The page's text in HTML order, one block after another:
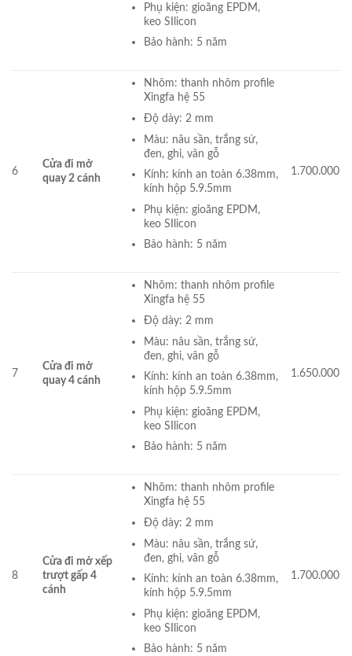
Phụ kiện: gioăng EPDM,
keo SIlicon
Bảo hành: 5 năm
6
Cửa đi mở
quay 2 cánh
Nhôm: thanh nhôm profile
Xingfa hệ 55
Độ dày: 2 mm
Màu: nâu sần, trắng sứ,
đen, ghi, vân gỗ
Kính: kính an toàn 6.38mm,
kính hộp 5.9.5mm
Phụ kiện: gioăng EPDM,
keo SIlicon
Bảo hành: 5 năm
1.700.000
7
Cửa đi mở
quay 4 cánh
Nhôm: thanh nhôm profile
Xingfa hệ 55
Độ dày: 2 mm
Màu: nâu sần, trắng sứ,
đen, ghi, vân gỗ
Kính: kính an toàn 6.38mm,
kính hộp 5.9.5mm
Phụ kiện: gioăng EPDM,
keo SIlicon
Bảo hành: 5 năm
1.650.000
8
Cửa đi mở xếp
trượt gấp 4
cánh
Nhôm: thanh nhôm profile
Xingfa hệ 55
Độ dày: 2 mm
Màu: nâu sần, trắng sứ,
đen, ghi, vân gỗ
Kính: kính an toàn 6.38mm,
kính hộp 5.9.5mm
Phụ kiện: gioăng EPDM,
keo SIlicon
Bảo hành: 5 năm
1.700.000